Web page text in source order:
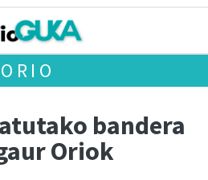
ORIO
bandera
Oriok